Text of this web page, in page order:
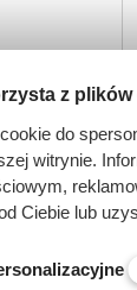
z
do
witrynie.
Ciebie lub